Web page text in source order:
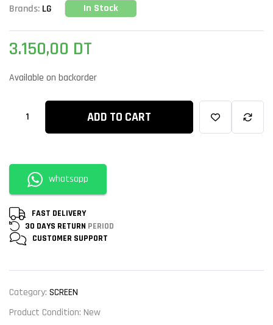
Brands: LG In Stock
3.150,00 DT
Available on backorder
ADD TO CART
whatsapp
FAST DELIVERY
30 DAYS RETURN PERIOD
CUSTOMER SUPPORT
Category: SCREEN
Product Condition: New